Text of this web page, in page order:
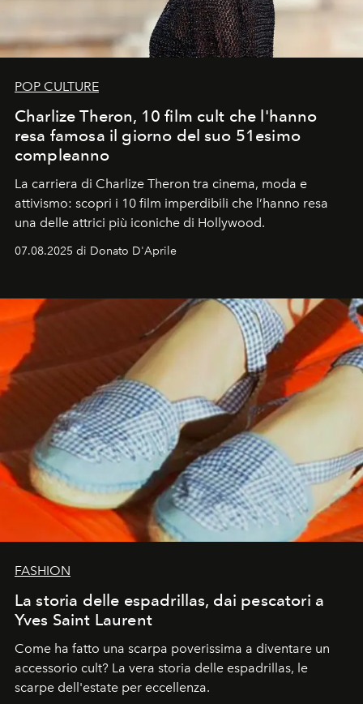
POP CULTURE
Charlize Theron, 10 film cult che l'hanno
resa famosa il giorno del suo 51esimo
compleanno
La carriera di Charlize Theron tra cinema, moda e
attivismo: scopri i 10 film imperdibili che l’hanno resa
una delle attrici più iconiche di Hollywood.
07.08.2025 di Donato D'Aprile
FASHION
La storia delle espadrillas, dai pescatori a
Yves Saint Laurent
Come ha fatto una scarpa poverissima a diventare un
accessorio cult? La vera storia delle espadrillas, le
scarpe dell'estate per eccellenza.